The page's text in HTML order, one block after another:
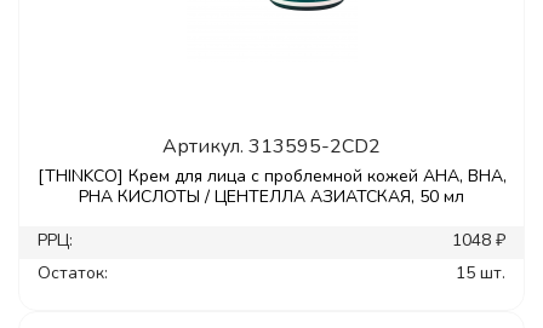
Артикул. 313595-2CD2
[THINKCO] Крем для лица с проблемной кожей AHA, BHA,
PHA КИСЛОТЫ / ЦЕНТЕЛЛА АЗИАТСКАЯ, 50 мл
РРЦ:
1048 ₽
Остаток:
15 шт.